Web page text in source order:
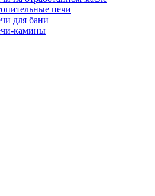
печи
для бани
камины